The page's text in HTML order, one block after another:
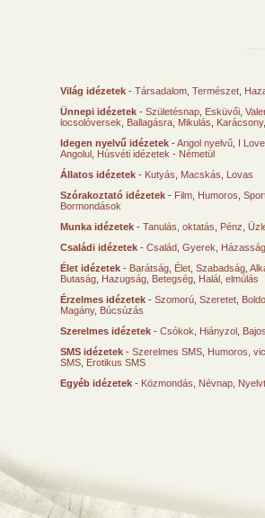
Világ idézetek - Társadalom Természet
Ünnepi idézetek - Születésnap Esküvői
locsolóversek
Ballagásra Mikulás Karácsony
Idegen nyelvű idézetek -Angol nyelvű I
Angolul Húsvéti idézetek - Németül
Állatos idézetek - Kutyás Macskás
Lovas
Szórakoztató idézetek - Film Humoros
Bormondások
Munka idézetek - Tanulás, oktatás Pénz
Családi idézetek - Család Gyerek
Élet idézetek - Barátság Élet Szabadság
Butaság Hazugság Betegség Halál, elmúlás
Érzelmes idézetek - Szomorú Szeretet
Magány, Búcsúzás
Szerelmes idézetek - Csókok Hiányzol
SMS idézetek - Szerelmes SMS Humoros,
SMS Erotikus SMS
Egyéb idézetek - Közmondás Névnap